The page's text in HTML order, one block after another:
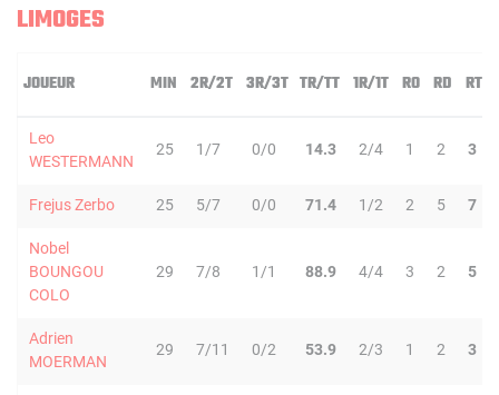
LIMOGES
JOUEUR MIN 2R/2T 3R/3T TR/TT 1R/1T RO RD RT
Leo
WESTERMANN
25 1/7 0/0 14.3 2/4 1 2 3
Frejus Zerbo 25 5/7 0/0 71.4 1/2 2 5 7
Nobel
BOUNGOU
COLO
29 7/8 1/1 88.9 4/4 3 2 5
Adrien
MOERMAN
29 7/11 0/2 53.9 2/3 1 2 3